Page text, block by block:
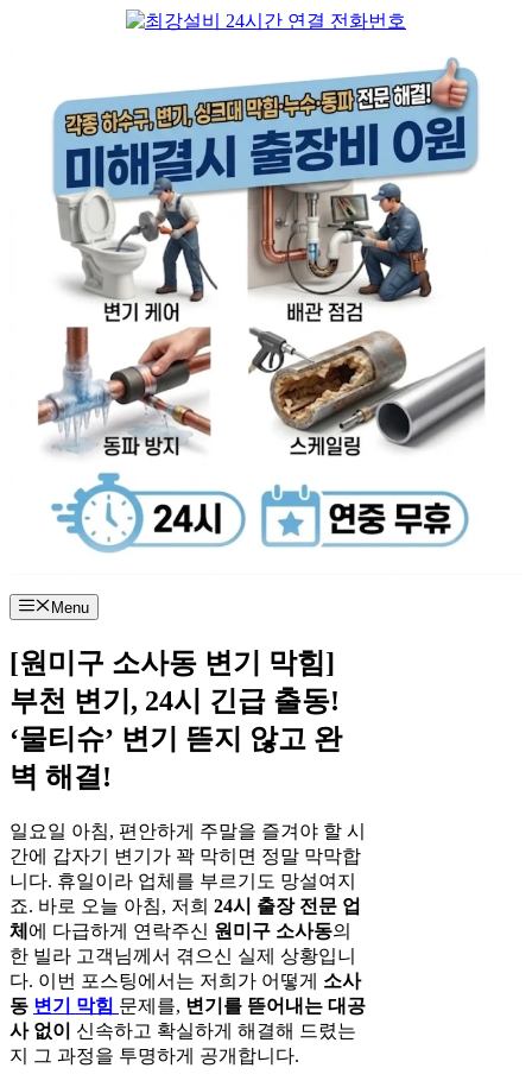
Menu
[원미구 소사동 변기 막힘]
부천 변기, 24시 긴급 출동!
‘물티슈’ 변기 뜯지 않고 완
벽 해결!
일요일 아침, 편안하게 주말을 즐겨야 할 시
간에 갑자기 변기가 꽉 막히면 정말 막막합
니다. 휴일이라 업체를 부르기도 망설여지
죠. 바로 오늘 아침, 저희 24시 출장 전문 업
체 에 다급하게 연락주신 원미구 소사동의
한 빌라 고객님께서 겪으신 실제 상황입니
다. 이번 포스팅에서는 저희가 어떻게 소사
동 변기 막힘 문제를, 변기를 뜯어내는 대공
사 없이
신속하고 확실하게 해결해 드렸는
지 그 과정을 투명하게 공개합니다.